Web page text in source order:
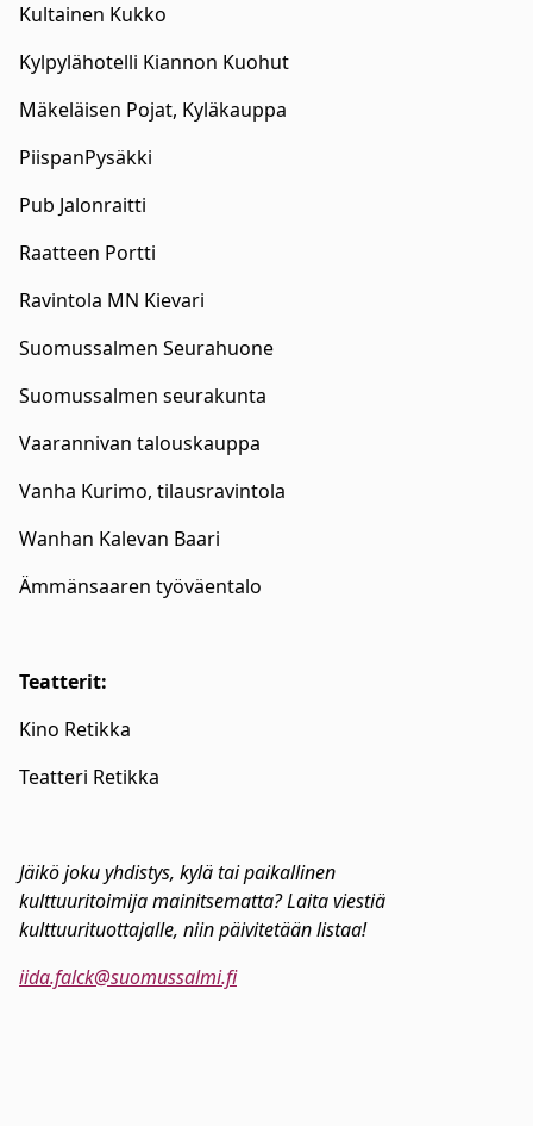
Kultainen Kukko
Kylpylähotelli Kiannon Kuohut
Mäkeläisen Pojat, Kyläkauppa
PiispanPysäkki
Pub Jalonraitti
Raatteen Portti
Ravintola MN Kievari
Suomussalmen Seurahuone
Suomussalmen seurakunta
Vaarannivan talouskauppa
Vanha Kurimo, tilausravintola
Wanhan Kalevan Baari
Ämmänsaaren työväentalo
Teatterit:
Kino Retikka
Teatteri Retikka
Jäikö joku yhdistys, kylä tai paikallinen
kulttuuritoimija mainitsematta? Laita viestiä
kulttuurituottajalle, niin päivitetään listaa!
iida.falck@suomussalmi.fi